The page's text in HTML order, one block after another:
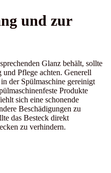
und zur
Glanz behält, sollte
Pflege achten. Generell
der Spülmaschine gereinigt
Produkte
sich eine schonende
Beschädigungen zu
das Besteck direkt
zu verhindern.